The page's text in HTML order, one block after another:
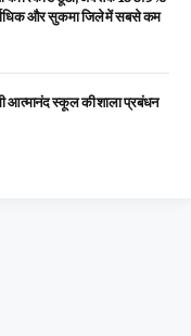
और सुकमा जिले में सबसे कम
आत्मानंद स्कूल की शाला प्रबंधन